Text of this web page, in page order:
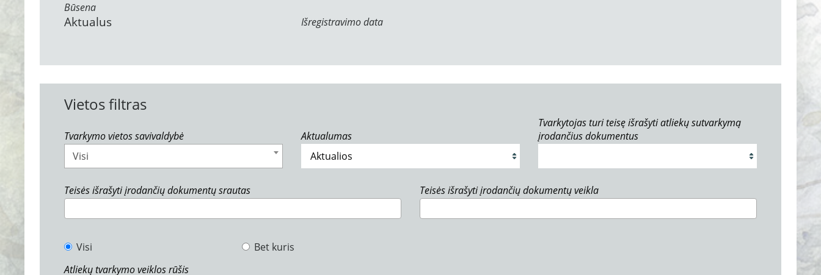
Būsena
Aktualus Išregistravimo data
Vietos filtras
Tvarkymo vietos savivaldybė
Visi
Aktualumas
Tvarkytojas turi teisę išrašyti atliekų sutvarkymą
įrodančius dokumentus
Teisės išrašyti įrodančių dokumentų srautas Teisės išrašyti įrodančių dokumentų veikla
Visi
Bet kuris
Atliekų tvarkymo veiklos rūšis